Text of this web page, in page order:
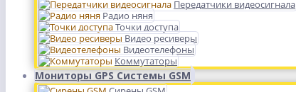
Передатчики видеосигнала
Радио няня
Точки доступа
Видео ресиверы
Видеотелефоны
Коммутаторы
Мониторы GPS Системы GSM